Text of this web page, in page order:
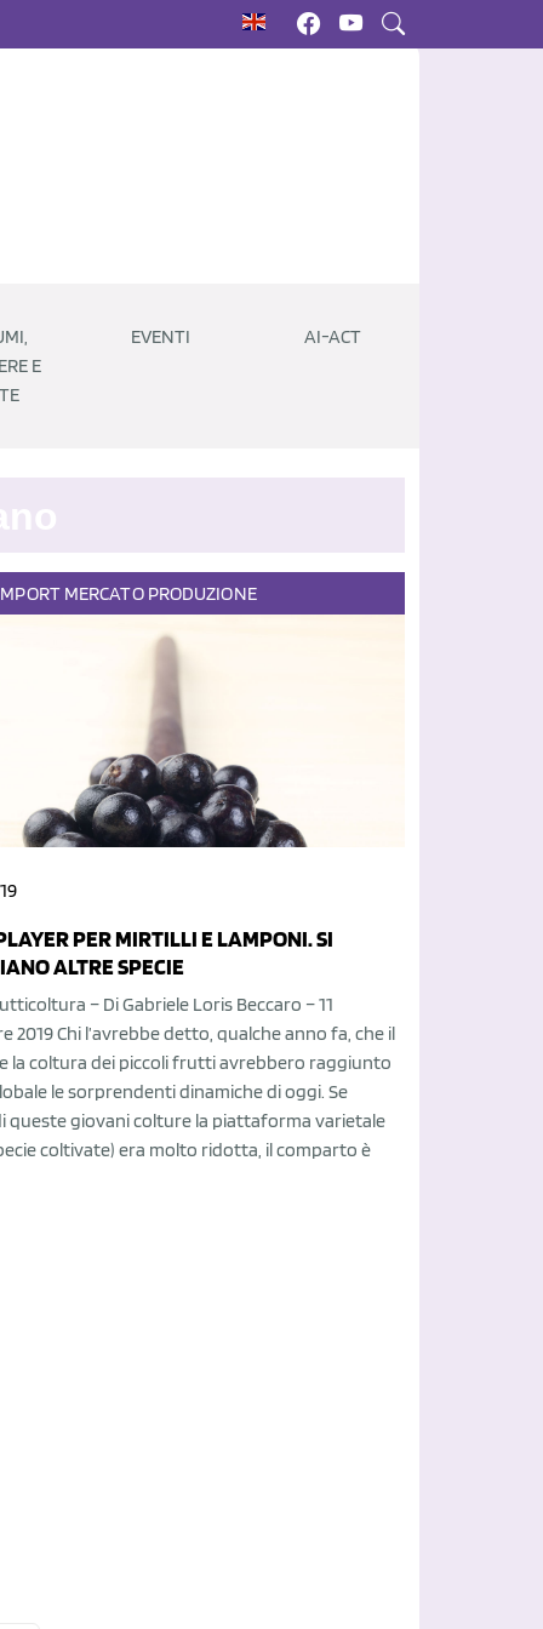
E
EVENTI AI-ACT
MERCATO PRODUZIONE
PER MIRTILLI E LAMPONI. SI
ALTRE SPECIE
– Di Gabriele Loris Beccaro – 11
2019 Chi l’avrebbe detto, qualche anno fa, che il
la coltura dei piccoli frutti avrebbero raggiunto
le sorprendenti dinamiche di oggi. Se
queste giovani colture la piattaforma varietale
coltivate) era molto ridotta, il comparto è